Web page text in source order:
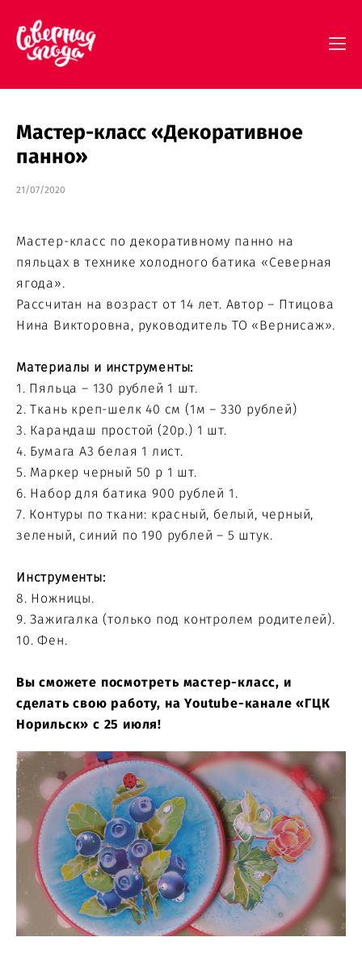
Мастер-класс «Декоративное
панно»
21/07/2020
Мастер-класс по декоративному панно на
пяльцах в технике холодного батика «Северная
ягода».
Рассчитан на возраст от 14 лет. Автор – Птицова
Нина Викторовна, руководитель ТО «Вернисаж».
Материалы и инструменты:
1. Пяльца – 130 рублей 1 шт.
2. Ткань креп-шелк 40 см (1м – 330 рублей)
3. Карандаш простой (20р.) 1 шт.
4. Бумага А3 белая 1 лист.
5. Маркер черный 50 р 1 шт.
6. Набор для батика 900 рублей 1.
7. Контуры по ткани: красный, белый, черный,
зеленый, синий по 190 рублей – 5 штук.
Инструменты:
8. Ножницы.
9. Зажигалка (только под контролем родителей).
10. Фен.
Вы сможете посмотреть мастер-класс, и
сделать свою работу, на Youtube-канале «ГЦК
Норильск» с 25 июля!